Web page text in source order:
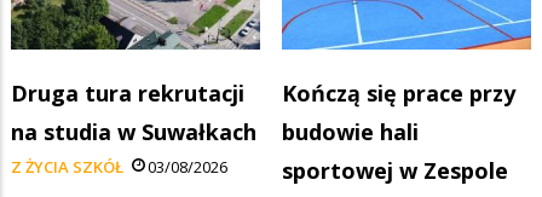
Druga tura rekrutacji
na studia w Suwałkach
Z ŻYCIA SZKÓŁ 03/08/2026
Kończą się prace przy
budowie hali
sportowej w Zespole